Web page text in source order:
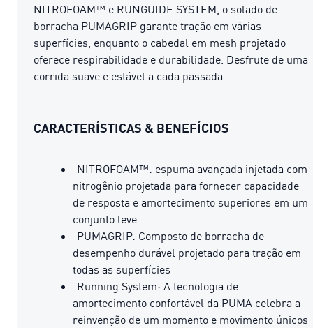
NITROFOAM™ e RUNGUIDE SYSTEM, o solado de
borracha PUMAGRIP garante tração em várias
superfícies, enquanto o cabedal em mesh projetado
oferece respirabilidade e durabilidade. Desfrute de uma
corrida suave e estável a cada passada.
CARACTERÍSTICAS & BENEFÍCIOS
NITROFOAM™: espuma avançada injetada com
nitrogênio projetada para fornecer capacidade
de resposta e amortecimento superiores em um
conjunto leve
PUMAGRIP: Composto de borracha de
desempenho durável projetado para tração em
todas as superfícies
Running System: A tecnologia de
amortecimento confortável da PUMA celebra a
reinvenção de um momento e movimento únicos